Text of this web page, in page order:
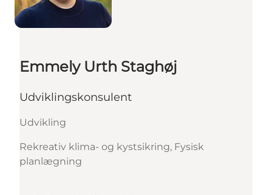
Emmely Urth Staghøj
Udviklingskonsulent
Udvikling
Rekreativ klima- og kystsikring, Fysisk
planlægning